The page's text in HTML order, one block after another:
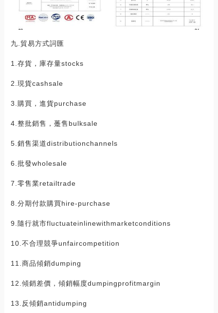
九.貿易方式詞匯
1.存貨，庫存量stocks
2.現貨cashsale
3.購買，進貨purchase
4.整批銷售，躉售bulksale
5.銷售渠道distributionchannels
6.批發wholesale
7.零售業retailtrade
8.分期付款購買hire-purchase
9.隨行就市fluctuateinlinewithmarketconditions
10.不合理競爭unfaircompetition
11.商品傾銷dumping
12.傾銷差價，傾銷幅度dumpingprofitmargin
13.反傾銷antidumping